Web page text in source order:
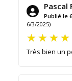
Pascal
Publié le
6/3/2025)
Très bien un